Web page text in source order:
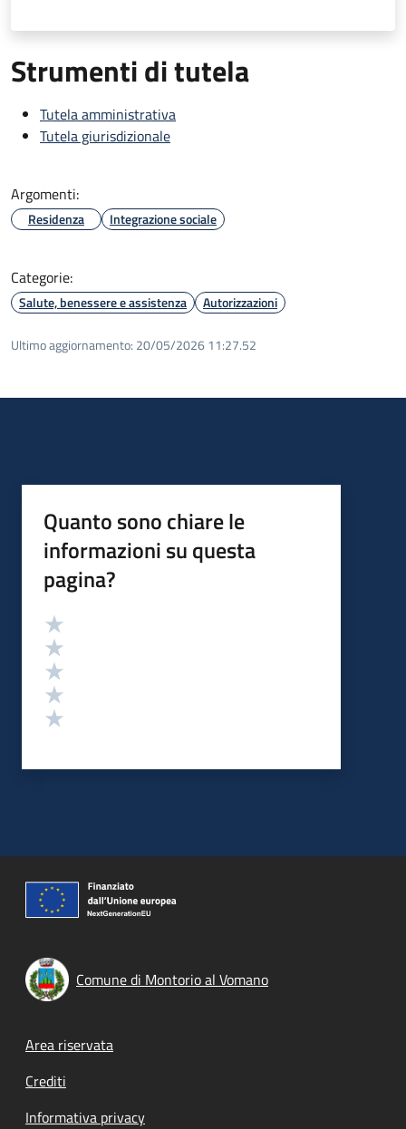
Strumenti di tutela
Tutela amministrativa
Tutela giurisdizionale
Argomenti:
Residenza Integrazione sociale
Categorie:
Salute, benessere e assistenza Autorizzazioni
Ultimo aggiornamento: 20/05/2026 11:27.52
Quanto sono chiare le
informazioni su questa
pagina?
Valutazione
Comune di Montorio al Vomano
Footer menu
Area riservata
Crediti
Informativa privacy